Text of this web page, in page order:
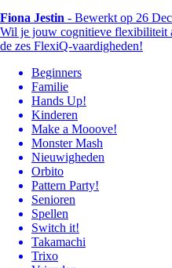
Fiona Jestin - Bewerkt op 26
Wil je jouw cognitieve flexibiliteit
de zes FlexiQ-vaardigheden!
Beginners
Familie
Hands Up!
Kinderen
Make a Mooove!
Monster Mash
Nieuwigheden
Orbito
Pattern Party!
Senioren
Spellen
Switch it!
Takamachi
Trixo